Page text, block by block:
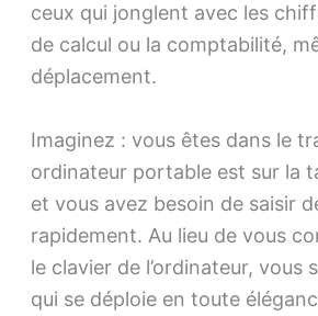
ceux qui jonglent avec les
de calcul ou la comptabilité,
déplacement.
Imaginez : vous êtes dans le
ordinateur portable est sur la
et vous avez besoin de saisir
rapidement. Au lieu de vous
le clavier de l’ordinateur, vous
qui se déploie en toute